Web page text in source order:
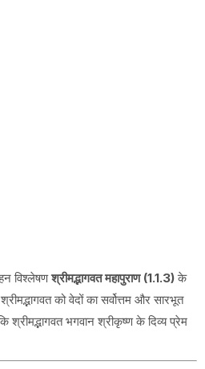
विश्लेषणश्रीमद्भागवत महापुराण (1.1.3)के
को वेदों का सर्वोत्तम और सारभूत
श्रीमद्भागवत भगवान श्रीकृष्ण के दिव्य प्रेम